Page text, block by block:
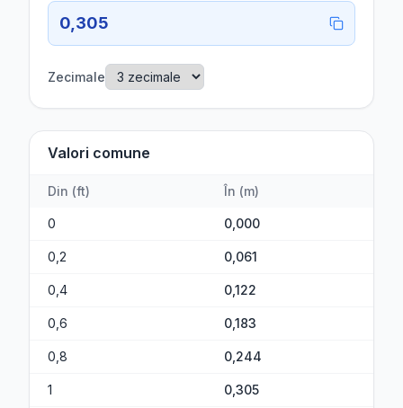
0,305
Zecimale
Valori comune
Din (ft) În (m)
0 0,000
0,2 0,061
0,4 0,122
0,6 0,183
0,8 0,244
1 0,305